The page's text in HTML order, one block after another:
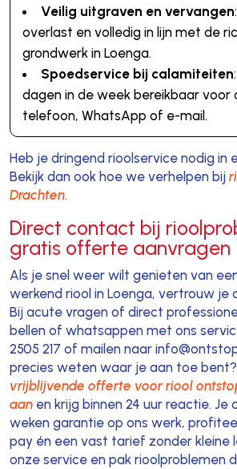
Veilig uitgraven en vervangen
overlast en volledig in lijn met de
grondwerk in Loenga.
Spoedservice bij calamiteiten
dagen in de week bereikbaar voor
telefoon, WhatsApp of e-mail.
Heb je dringend rioolservice nodig in
Bekijk dan ook hoe we verhelpen bij
Drachten.
Direct contact bij
gratis offerte aanvragen
Als je snel weer wilt genieten van
werkend riool in Loenga, vertrouw je
Bij acute vragen of direct
bellen of whatsappen met ons
2505 217 of mailen naar
precies weten waar je aan toe bent?
vrijblijvende offerte voor riool
aanen krijg binnen 24 uur reactie. Je
weken garantie op ons werk,
pay én een vast tarief zonder kleine
onze service en pak rioolproblemen